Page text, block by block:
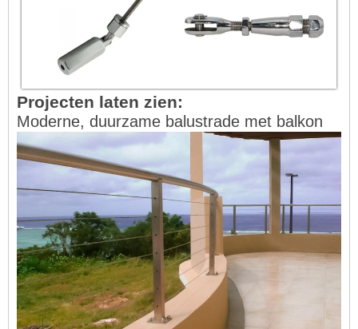
Projecten laten zien:
Moderne, duurzame balustrade met balkon